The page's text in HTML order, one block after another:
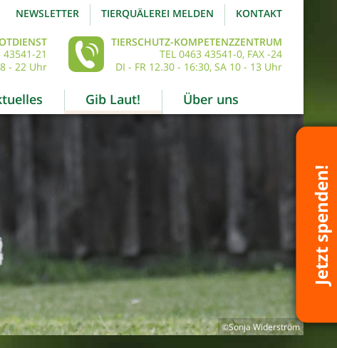
Jetzt spenden!
KONTAKT
TIERQUÄLEREI MELDEN
NEWSLETTER
TIERSCHUTZ-KOMPETENZZENTRUM
TEL 0463 43541-0, FAX -24
DI - FR 12.30 - 16:30, SA 10 - 13 Uhr
43541-21
- 22 Uhr
Gib Laut! Über uns
©Sonja Widerström